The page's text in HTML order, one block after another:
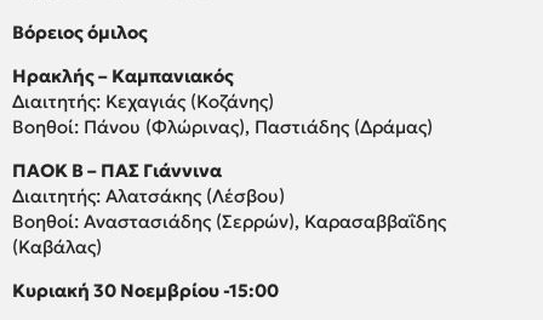
Βόρειος όμιλος
Ηρακλής – Καμπανιακός
Διαιτητής: Κεχαγιάς (Κοζάνης)
Βοηθοί: Πάνου (Φλώρινας), Παστιάδης (Δράμας)
ΠΑΟΚ Β – ΠΑΣ Γιάννινα
Διαιτητής: Αλατσάκης (Λέσβου)
Βοηθοί: Αναστασιάδης (Σερρών), Καρασαββαΐδης
(Καβάλας)
Κυριακή 30 Νοεμβρίου -15:00